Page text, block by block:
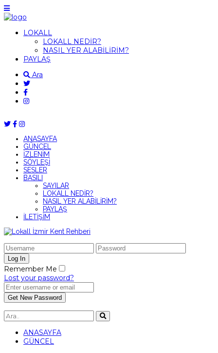
LOKALL
LOKALL NEDİR?
NASIL YER ALABİLİRİM?
PAYLAŞ
Ara
ANASAYFA
GÜNCEL
İZLENİM
SÖYLEŞİ
SESLER
BASILI
SAYILAR
LOKALL NEDİR?
NASIL YER ALABİLİRİM?
PAYLAŞ
İLETİŞİM
Remember Me
Lost your password?
ANASAYFA
GÜNCEL